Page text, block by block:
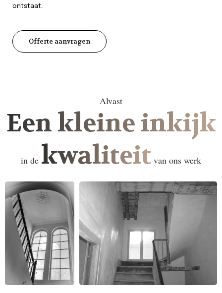
ontstaat.
Offerte aanvragen
Alvast
Een kleine inkijk
in de kwaliteit van ons werk